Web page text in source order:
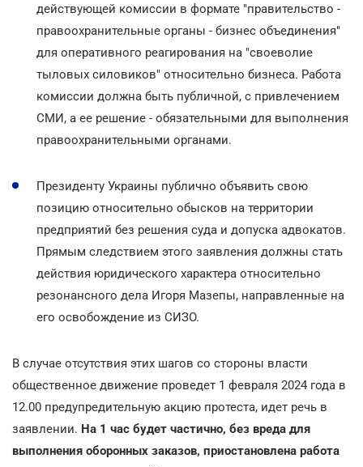
действующей комиссии в формате "правительство -
правоохранительные органы - бизнес объединения"
для оперативного реагирования на "своеволие
тыловых силовиков" относительно бизнеса. Работа
комиссии должна быть публичной, с привлечением
СМИ, а ее решение - обязательными для выполнения
правоохранительными органами.
Президенту Украины публично объявить свою
позицию относительно обысков на территории
предприятий без решения суда и допуска адвокатов.
Прямым следствием этого заявления должны стать
действия юридического характера относительно
резонансного дела Игоря Мазепы, направленные на
его освобождение из СИЗО.
В случае отсутствия этих шагов со стороны власти
общественное движение проведет 1 февраля 2024 года в
12.00 предупредительную акцию протеста, идет речь в
заявлении. На 1 час будет частично, без вреда для
выполнения оборонных заказов, приостановлена работа